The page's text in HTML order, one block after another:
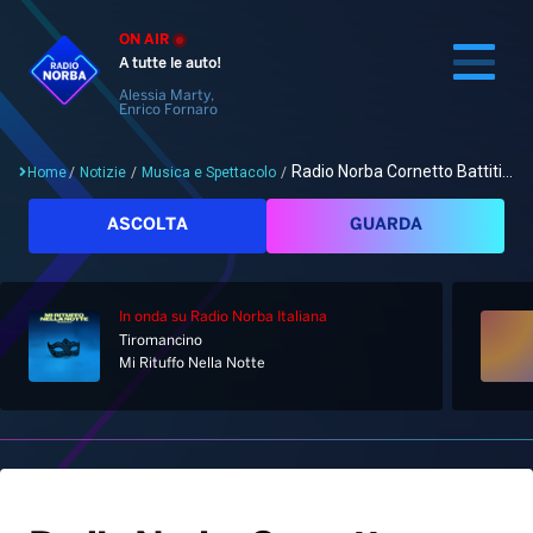
ON AIR
A tutte le auto!
Alessia Marty,
Enrico Fornaro
Cerca
Home
Palinsesto
Notizie
Home/ Notizie / Musica e Spettacolo / Radio Norba Cornetto Battiti...
ASCOLTA GUARDA
In onda su Radio Norba Italiana
Tiromancino
Mi Rituffo Nella Notte